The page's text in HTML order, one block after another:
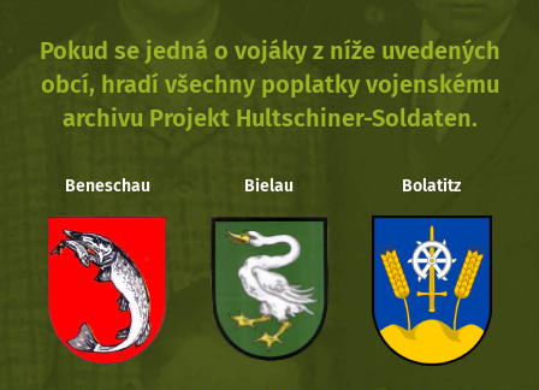
Pokud se jedná o vojáky z níže uvedených
obcí, hradí všechny poplatky vojenskému
archivu Projekt Hultschiner-Soldaten.
Beneschau Bielau Bolatitz